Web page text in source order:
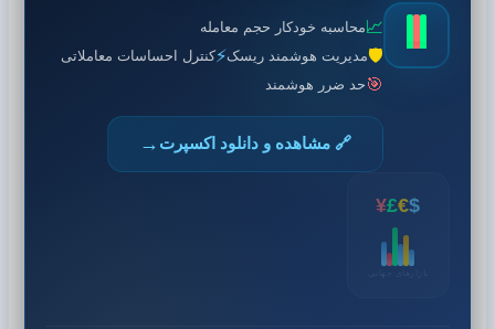
📈 محاسبه خودکار حجم معامله
🛡️مدیریت هوشمند ریسک⚡کنترل احساسات معاملاتی
🎯 حد ضرر هوشمند
🔗 مشاهده و دانلود اکسپرت →
$
€
£
¥
بازارهای جهانی